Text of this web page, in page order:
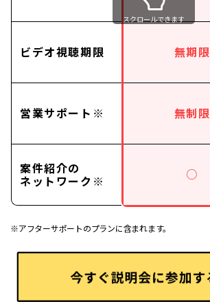
ビデオ視聴期限
営業サポート※
案件紹介の
ネットワーク※
無期限
無制限
○
スクロールできます
※アフターサポートのプランに含まれます。